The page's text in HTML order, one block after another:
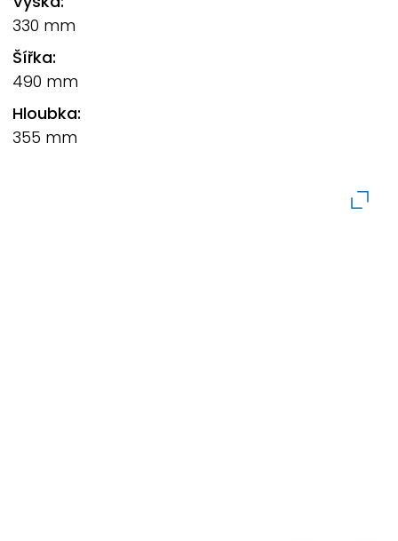
330 mm
Šířka:
490 mm
Hloubka:
355 mm